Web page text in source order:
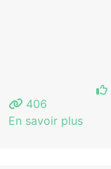
406
En savoir plus